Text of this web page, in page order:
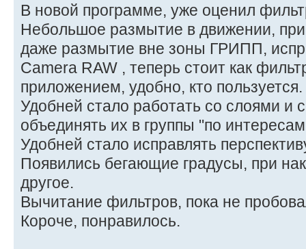
В новой программе, уже оценил
Небольшое размытие в движении,
даже размытие вне зоны ГРИПП,
Camera RAW , теперь стоит как
приложением, удобно, кто пользуется.
Удобней стало работать со слоями и
объединять их в группы "по
Удобней стало исправлять
Появились бегающие градусы, при
другое.
Вычитание фильтров, пока не
Короче, понравилось.